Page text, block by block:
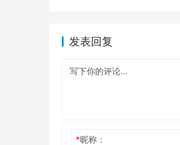
发表回复
*昵称：